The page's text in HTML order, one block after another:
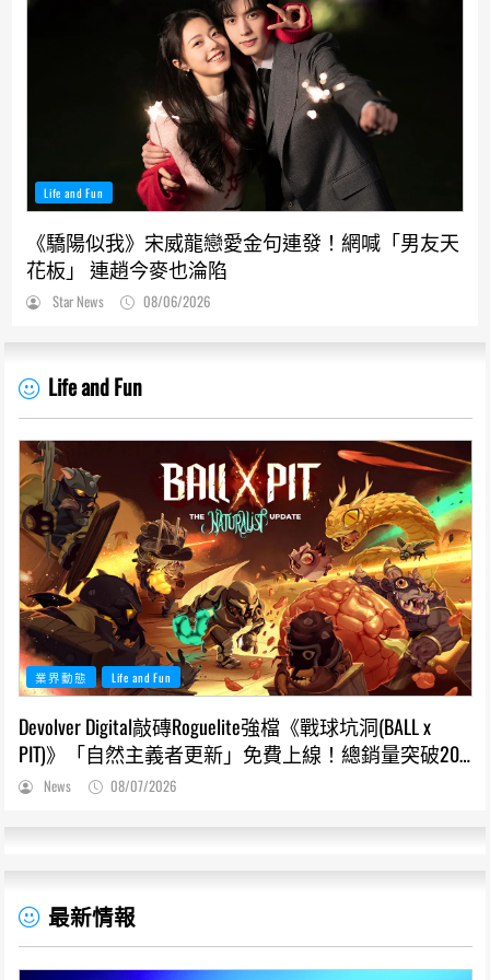
Life and Fun
《驕陽似我》宋威龍戀愛金句連發！網喊「男友天
花板」 連趙今麥也淪陷
Star News 08/06/2026
Life and Fun
業界動態 Life and Fun
Devolver Digital敲磚Roguelite強檔《戰球坑洞(BALL x
PIT)》「自然主義者更新」免費上線！總銷量突破200
萬份，遊戲史低66折熱銷中
News 08/07/2026
最新情報